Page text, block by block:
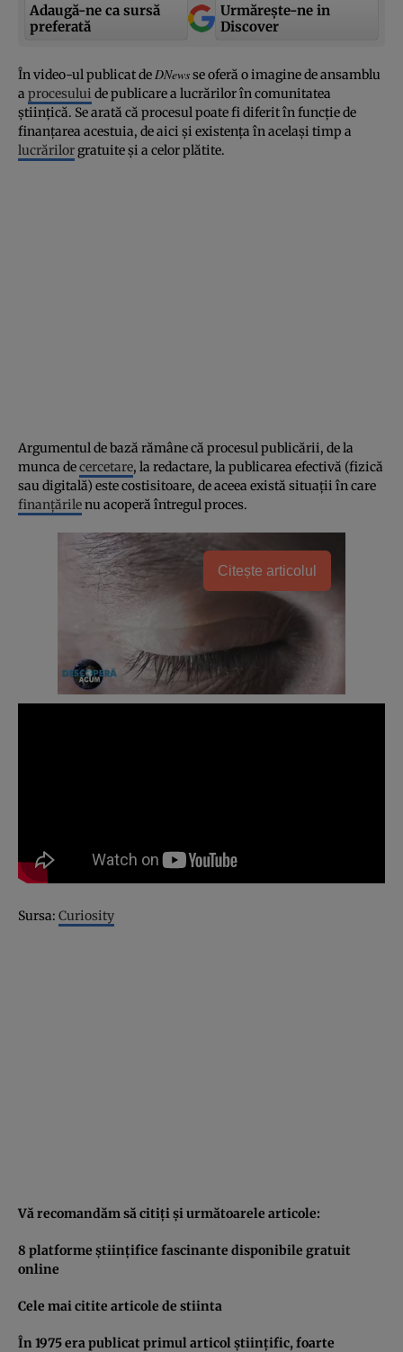
Adaugă-ne ca sursă
preferată
Urmărește-ne in
Discover
În video-ul publicat de DNewsse oferă o imagine de ansamblu
a procesului de publicare a lucrărilor în comunitatea
ştiinţică. Se arată că procesul poate fi diferit în funcţie de
finanţarea acestuia, de aici şi existenţa în acelaşi timp a
lucrărilor gratuite şi a celor plătite.
Argumentul de bază rămâne că procesul publicării, de la
munca decercetare, la redactare, la publicarea efectivă (fizică
sau digitală) este costisitoare, de aceea există situaţii în care
finanţărilenu acoperă întregul proces.
Citește articolul
Sursa: Curiosity
Vă recomandăm să citiţi şi următoarele articole:
8 platforme ştiinţifice fascinante disponibile gratuit
online
Cele mai citite articole de stiinta
În 1975 era publicat primul articol ştiinţific, foarte